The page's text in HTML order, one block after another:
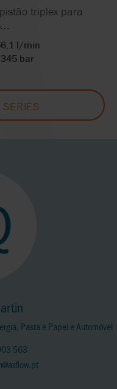
triplex para
l/min
bar
Pasta e Papel e Automóvel
563